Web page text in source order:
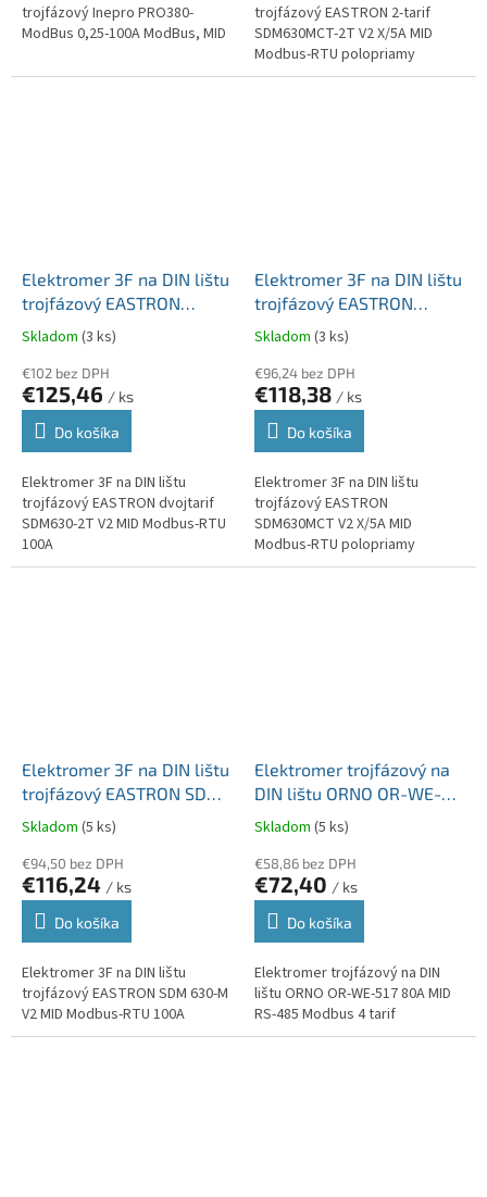
trojfázový Inepro PRO380-
ModBus 0,25-100A ModBus, MID
trojfázový EASTRON 2-tarif
SDM630MCT-2T V2 X/5A MID
Modbus-RTU polopriamy
Elektromer 3F na DIN lištu
trojfázový EASTRON
dvojtarif SDM630-2T V2
MID Modbus-RTU 100A
Skladom (3 ks)
€102 bez DPH
€125,46 / ks
Do košíka
Elektromer 3F na DIN lištu
trojfázový EASTRON dvojtarif
SDM630-2T V2 MID Modbus-RTU
100A
Elektromer 3F na DIN lištu
trojfázový EASTRON
SDM630MCT V2 X/5A MID
Modbus-RTU polopriamy
Skladom (3 ks)
€96,24 bez DPH
€118,38 / ks
Do košíka
Elektromer 3F na DIN lištu
trojfázový EASTRON
SDM630MCT V2 X/5A MID
Modbus-RTU polopriamy
Elektromer 3F na DIN lištu
trojfázový EASTRON SDM
630-M Modbus-RTU 10 až
100A MID
Skladom (5 ks)
€94,50 bez DPH
€116,24 / ks
Do košíka
Elektromer 3F na DIN lištu
trojfázový EASTRON SDM 630-M
V2 MID Modbus-RTU 100A
Elektromer trojfázový na
DIN lištu ORNO OR-WE-
517 80A MID RS-485
Modbus 4 tarif
Skladom (5 ks)
€58,86 bez DPH
€72,40 / ks
Do košíka
Elektromer trojfázový na DIN
lištu ORNO OR-WE-517 80A MID
RS-485 Modbus 4 tarif